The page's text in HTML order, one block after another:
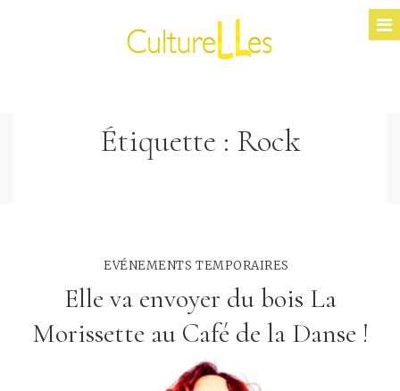
Étiquette : Rock
EVÉNEMENTS TEMPORAIRES
Elle va envoyer du bois La
Morissette au Café de la Danse !